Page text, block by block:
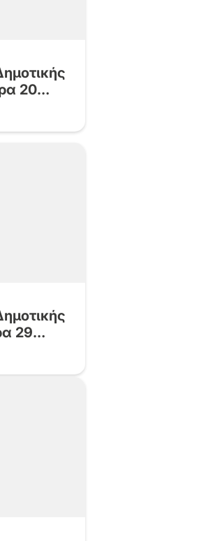
20
29